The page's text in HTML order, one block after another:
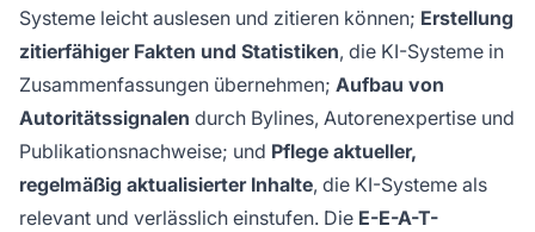
Systeme leicht auslesen und zitieren können; Erstellung
zitierfähiger Fakten und Statistiken, die KI-Systeme in
Zusammenfassungen übernehmen; Aufbau von
Autoritätssignalen durch Bylines, Autorenexpertise und
Publikationsnachweise; und Pflege aktueller,
regelmäßig aktualisierter Inhalte, die KI-Systeme als
relevant und verlässlich einstufen. Die E-E-A-T-